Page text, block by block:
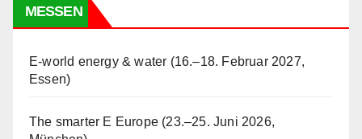
MESSEN
E-world energy & water (16.–18. Februar 2027,
Essen)
The smarter E Europe (23.–25. Juni 2026,